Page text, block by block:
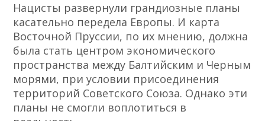
Нацисты развернули грандиозные планы
касательно передела Европы. И карта
Восточной Пруссии, по их мнению, должна
была стать центром экономического
пространства между Балтийским и Черным
морями, при условии присоединения
территорий Советского Союза. Однако эти
планы не смогли воплотиться в